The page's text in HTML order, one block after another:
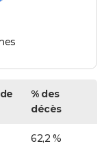
% des
décès
62,2 %